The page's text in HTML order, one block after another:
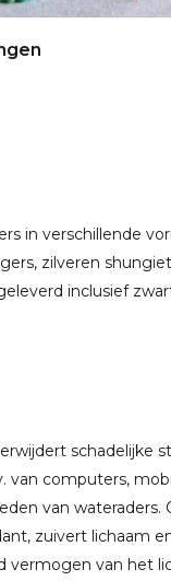
in verschillende
zilveren
inclusief
schadelijke
van computers,
van
zuivert lichaam
van het